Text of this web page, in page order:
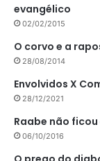
evangélico
02/02/2015
O corvo e a
28/08/2014
Envolvidos X
28/12/2021
Raabe não
06/10/2016